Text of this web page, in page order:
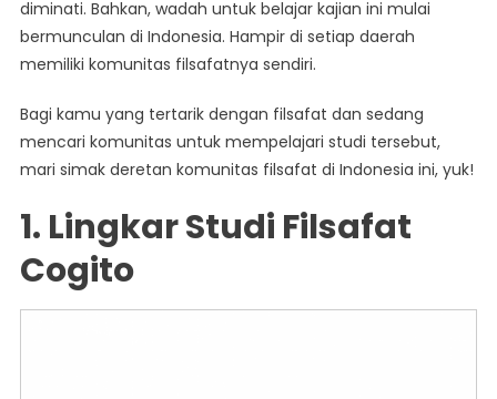
Ini
Telah
Di
Idntimes.com
Judul
Aspek
7
diminati. Bahkan, wadah untuk belajar kajian ini mulai
bermunculan di Indonesia. Hampir di setiap daerah
memiliki komunitas filsafatnya sendiri.
Bagi kamu yang tertarik dengan filsafat dan sedang
mencari komunitas untuk mempelajari studi tersebut,
mari simak deretan komunitas filsafat di Indonesia ini, yuk!
1. Lingkar Studi Filsafat
Cogito